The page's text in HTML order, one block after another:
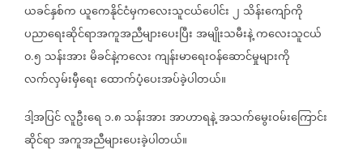
ယခင်နှစ်ကယူကေနိုင်ငံမှကလေးသူငယ်ပေါင်း၂ သိန်းကျော်ကို
ပညာရေးဆိုင်ရာအကူအညီများပေးပြီးအမျိုးသမီးနဲ့ကလေးသူငယ်
၀.၅ သန်းအားမိခင်နဲ့ကလေးကျန်းမာရေးဝန်ဆောင်မှုများကို
လက်လှမ်းမှီရေးထောက်ပံ့ပေးအပ်ခဲ့ပါတယ်။
ဒါ့အပြင်လူဦးရေ ၁.၈သန်းအားအာဟာရနဲ့အသက်မွေးဝမ်းကြောင်း
ဆိုင်ရာအကူအညီများပေးခဲ့ပါတယ်။